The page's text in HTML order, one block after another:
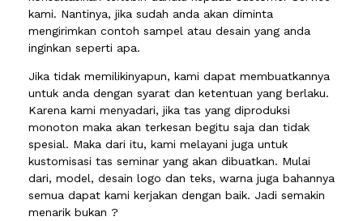
kami. Nantinya, jika sudah anda akan diminta
mengirimkan contoh sampel atau desain yang anda
inginkan seperti apa.
Jika tidak memilikinyapun, kami dapat membuatkannya
untuk anda dengan syarat dan ketentuan yang berlaku.
Karena kami menyadari, jika tas yang diproduksi
monoton maka akan terkesan begitu saja dan tidak
spesial. Maka dari itu, kami melayani juga untuk
kustomisasi tas seminar yang akan dibuatkan. Mulai
dari, model, desain logo dan teks, warna juga bahannya
semua dapat kami kerjakan dengan baik. Jadi semakin
menarik bukan ?